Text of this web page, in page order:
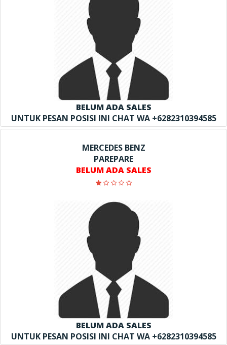
BELUM ADA SALES
UNTUK PESAN POSISI INI CHAT WA +6282310394585
MERCEDES BENZ
PAREPARE
BELUM ADA SALES
BELUM ADA SALES
UNTUK PESAN POSISI INI CHAT WA +6282310394585